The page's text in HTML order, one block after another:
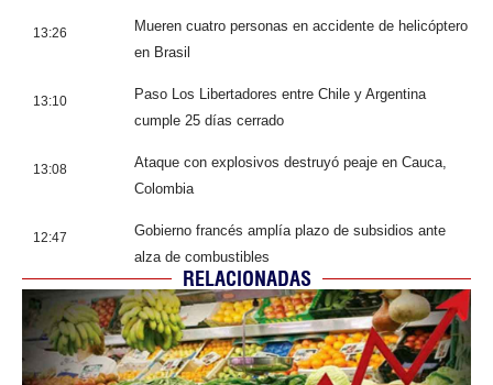
13:26
Mueren cuatro personas en accidente de helicóptero
en Brasil
13:10
Paso Los Libertadores entre Chile y Argentina
cumple 25 días cerrado
13:08
Ataque con explosivos destruyó peaje en Cauca,
Colombia
12:47
Gobierno francés amplía plazo de subsidios ante
alza de combustibles
RELACIONADAS